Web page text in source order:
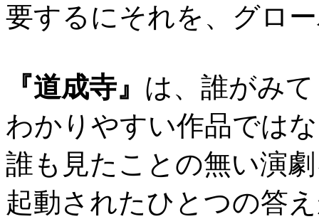
要するにそれを、グロ
『道成寺』 は、誰がみ
わかりやすい作品では
誰も見たことの無い演
起動されたひとつの答